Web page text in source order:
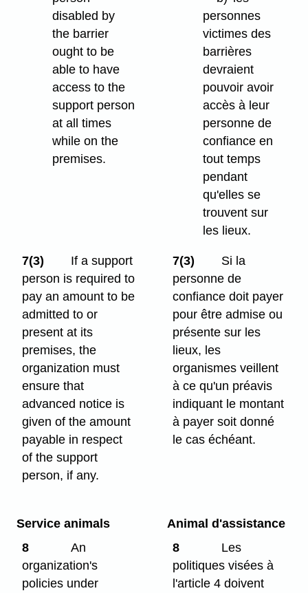
disabled by
the barrier
ought to be
able to have
access to the
support person
at all times
while on the
premises.
personnes
victimes des
barrières
devraient
pouvoir avoir
accès à leur
personne de
confiance en
tout temps
pendant
qu'elles se
trouvent sur
les lieux.
7(3)
If a support
person is required to
pay an amount to be
admitted to or
present at its
premises, the
organization must
ensure that
advanced notice is
given of the amount
payable in respect
of the support
person, if any.
7(3)
Si la
personne de
confiance doit payer
pour être admise ou
présente sur les
lieux, les
organismes veillent
à ce qu'un préavis
indiquant le montant
à payer soit donné
le cas échéant.
Service animals
8
An
organization's
policies under
Animal d'assistance
8
Les
politiques visées à
l'article 4 doivent